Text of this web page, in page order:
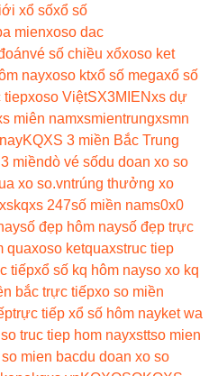
xổ sốxổ số
mienxoso dac
vé số chiều xổxoso ket
nayxoso ktxổ số megaxổ số
tiepxoso ViệtSX3MIENxs dự
miên namxsmientrungxsmn
KQXS 3 miền Bắc Trung
miềndò vé sốdu doan xo so
xo so.vntrúng thưởng xo
kqxs 247số miền nams0x0
số đẹp hôm naysố đẹp trực
quaxoso ketquaxstruc tiep
tiếpxổ số kq hôm nayso xo kq
bắc trực tiếpxo so miền
trực tiếp xổ số hôm nayket wa
truc tiep hom nayxsttso mien
mien bacdu doan xo so